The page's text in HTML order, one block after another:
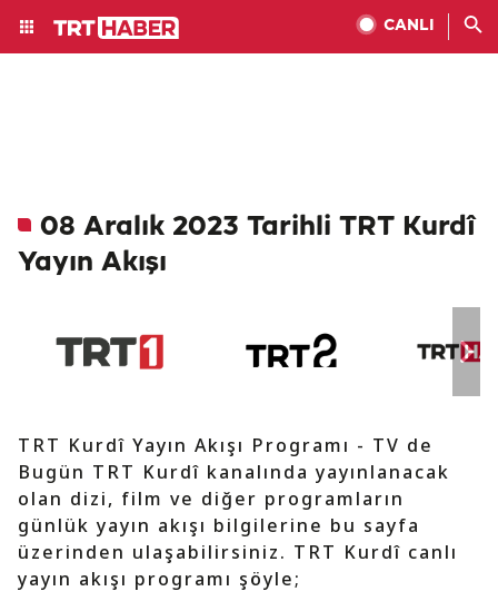
CANLI
08 Aralık 2023 Tarihli TRT Kurdî
Yayın Akışı
TRT Kurdî Yayın Akışı Programı - TV de
Bugün TRT Kurdî kanalında yayınlanacak
olan dizi, film ve diğer programların
günlük yayın akışı bilgilerine bu sayfa
üzerinden ulaşabilirsiniz. TRT Kurdî canlı
yayın akışı programı şöyle;